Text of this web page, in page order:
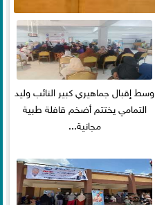
وسط إقبال جماهيري كبير النائب وليد
التمامي يختتم أضخم قافلة طبية
مجانية...